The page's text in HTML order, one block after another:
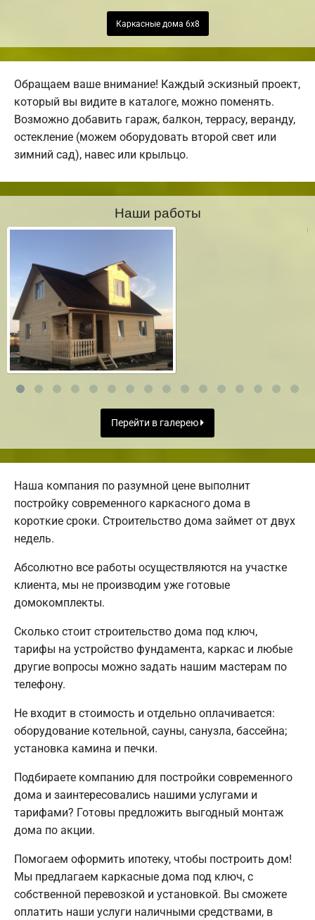
Каркасные дома 6х8
Обращаем ваше внимание! Каждый эскизный проект,
который вы видите в каталоге, можно поменять.
Возможно добавить гараж, балкон, террасу, веранду,
остекление (можем оборудовать второй свет или
зимний сад), навес или крыльцо.
Наши работы
Перейти в галерею
Наша компания по разумной цене выполнит
постройку современного каркасного дома в
короткие сроки. Строительство дома займет от двух
недель.
Абсолютно все работы осуществляются на участке
клиента, мы не производим уже готовые
домокомплекты.
Сколько стоит строительство дома под ключ,
тарифы на устройство фундамента, каркас и любые
другие вопросы можно задать нашим мастерам по
телефону.
Не входит в стоимость и отдельно оплачивается:
оборудование котельной, сауны, санузла, бассейна;
установка камина и печки.
Подбираете компанию для постройки современного
дома и заинтересовались нашими услугами и
тарифами? Готовы предложить выгодный монтаж
дома по акции.
Помогаем оформить ипотеку, чтобы построить дом!
Мы предлагаем каркасные дома под ключ, с
собственной перевозкой и установкой. Вы сможете
оплатить наши услуги наличными средствами, в